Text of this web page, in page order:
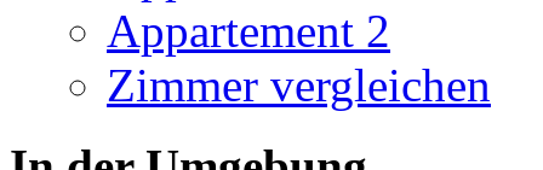
Appartement 2
Zimmer vergleichen